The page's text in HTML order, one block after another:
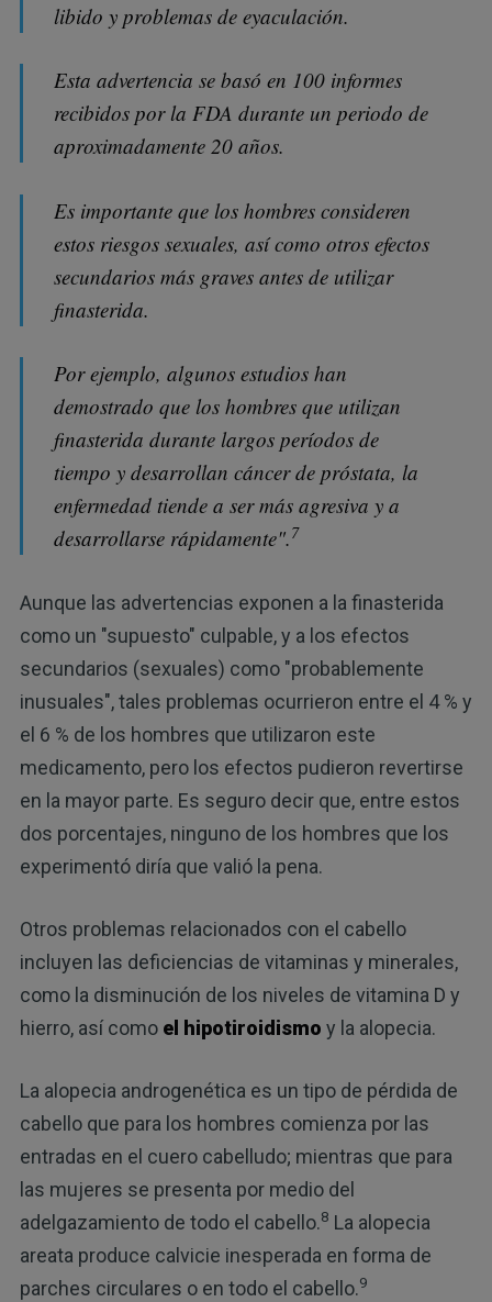
libido y problemas de eyaculación.
Esta advertencia se basó en 100 informes
recibidos por la FDA durante un periodo de
aproximadamente 20 años.
Es importante que los hombres consideren
estos riesgos sexuales, así como otros efectos
secundarios más graves antes de utilizar
finasterida.
Por ejemplo, algunos estudios han
demostrado que los hombres que utilizan
finasterida durante largos períodos de
tiempo y desarrollan cáncer de próstata, la
enfermedad tiende a ser más agresiva y a
desarrollarse rápidamente".7
Aunque las advertencias exponen a la finasterida
como un "supuesto" culpable, y a los efectos
secundarios (sexuales) como "probablemente
inusuales", tales problemas ocurrieron entre el 4 % y
el 6 % de los hombres que utilizaron este
medicamento, pero los efectos pudieron revertirse
en la mayor parte. Es seguro decir que, entre estos
dos porcentajes, ninguno de los hombres que los
experimentó diría que valió la pena.
Otros problemas relacionados con el cabello
incluyen las deficiencias de vitaminas y minerales,
como la disminución de los niveles de vitamina D y
hierro, así como el hipotiroidismo y la alopecia.
La alopecia androgenética es un tipo de pérdida de
cabello que para los hombres comienza por las
entradas en el cuero cabelludo; mientras que para
las mujeres se presenta por medio del
adelgazamiento de todo el cabello.8 La alopecia
areata produce calvicie inesperada en forma de
parches circulares o en todo el cabello.9